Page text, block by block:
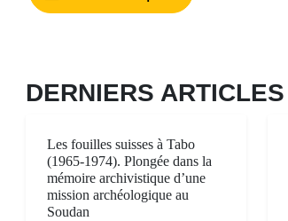
DERNIERS ARTICLES
Les fouilles suisses à Tabo
(1965-1974). Plongée dans la
mémoire archivistique d’une
mission archéologique au
Soudan